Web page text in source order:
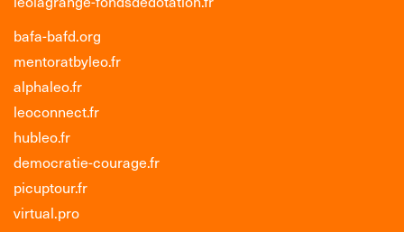
bafa-bafd.org
mentoratbyleo.fr
alphaleo.fr
leoconnect.fr
hubleo.fr
democratie-courage.fr
picuptour.fr
virtual.pro